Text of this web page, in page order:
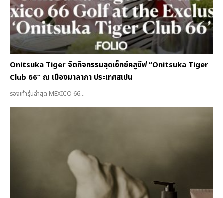
Onitsuka Tiger จัดกิจกรรมสุดเอ็กซ์คลูซีฟ “Onitsuka Tiger
Club 66” ณ เมืองมาลากา ประเทศสเปน
รองเท้ารุ่นล่าสุด MEXICO 66...